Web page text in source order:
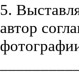
5.
автор